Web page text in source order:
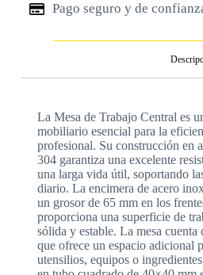
Pago seguro y de
La Mesa de Trabajo Central es
mobiliario esencial para la
profesional. Su construcción en
304 garantiza una excelente
una larga vida útil, soportando
diario. La encimera de acero
un grosor de 65 mm en los
proporciona una superficie de
sólida y estable. La mesa
que ofrece un espacio adicional
utensilios, equipos o